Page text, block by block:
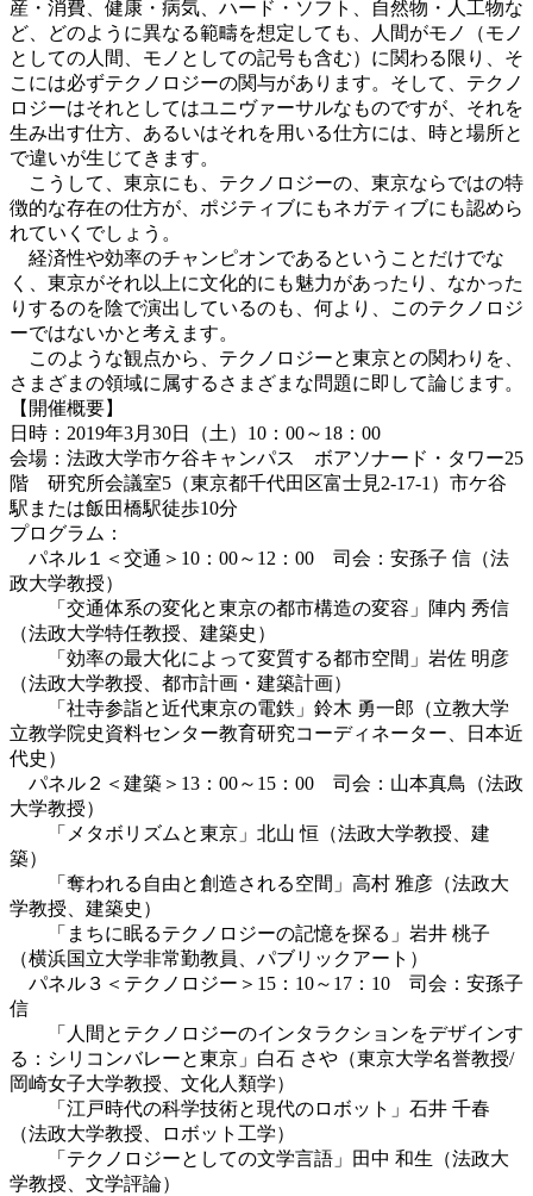
産・消費、健康・病気、ハード・ソフト、自然物・人工物な
ど、どのように異なる範疇を想定しても、人間がモノ（モノ
としての人間、モノとしての記号も含む）に関わる限り、そ
こには必ずテクノロジーの関与があります。そして、テクノ
ロジーはそれとしてはユニヴァーサルなものですが、それを
生み出す仕方、あるいはそれを用いる仕方には、時と場所と
で違いが生じてきます。
こうして、東京にも、テクノロジーの、東京ならではの特
徴的な存在の仕方が、ポジティブにもネガティブにも認めら
れていくでしょう。
経済性や効率のチャンピオンであるということだけでな
く、東京がそれ以上に文化的にも魅力があったり、なかった
りするのを陰で演出しているのも、何より、このテクノロジ
ーではないかと考えます。
このような観点から、テクノロジーと東京との関わりを、
さまざまの領域に属するさまざまな問題に即して論じます。
【開催概要】
日時：2019年3月30日（土）10：00～18：00
会場：法政大学市ケ谷キャンパス ボアソナード・タワー25
階 研究所会議室5（東京都千代田区富士見2-17-1）市ケ谷
駅または飯田橋駅徒歩10分
プログラム：
パネル１＜交通＞10：00～12：00 司会：安孫子 信（法
政大学教授）
「交通体系の変化と東京の都市構造の変容」陣内 秀信
（法政大学特任教授、建築史）
「効率の最大化によって変質する都市空間」岩佐 明彦
（法政大学教授、都市計画・建築計画）
「社寺参詣と近代東京の電鉄」鈴木 勇一郎（立教大学
立教学院史資料センター教育研究コーディネーター、日本近
代史）
パネル２＜建築＞13：00～15：00 司会：山本真鳥（法政
大学教授）
「メタボリズムと東京」北山 恒（法政大学教授、建
築）
「奪われる自由と創造される空間」高村 雅彦（法政大
学教授、建築史）
「まちに眠るテクノロジーの記憶を探る」岩井 桃子
（横浜国立大学非常勤教員、パブリックアート）
パネル３＜テクノロジー＞15：10～17：10 司会：安孫子
信
「人間とテクノロジーのインタラクションをデザインす
る：シリコンバレーと東京」白石 さや（東京大学名誉教授/
岡崎女子大学教授、文化人類学）
「江戸時代の科学技術と現代のロボット」石井 千春
（法政大学教授、ロボット工学）
「テクノロジーとしての文学言語」田中 和生（法政大
学教授、文学評論）